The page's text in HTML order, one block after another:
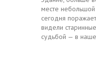
месте
сегодня
видели
судьбой — в